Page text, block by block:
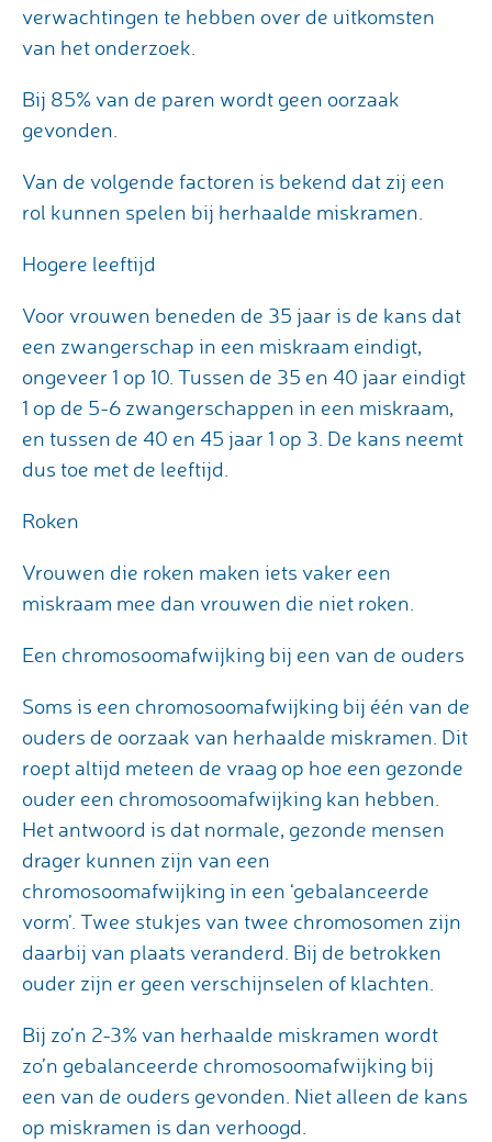
verwachtingen te hebben over de uitkomsten
van het onderzoek.
Bij 85% van de paren wordt geen oorzaak
gevonden.
Van de volgende factoren is bekend dat zij een
rol kunnen spelen bij herhaalde miskramen.
Hogere leeftijd
Voor vrouwen beneden de 35 jaar is de kans dat
een zwangerschap in een miskraam eindigt,
ongeveer 1 op 10. Tussen de 35 en 40 jaar eindigt
1 op de 5-6 zwangerschappen in een miskraam,
en tussen de 40 en 45 jaar 1 op 3. De kans neemt
dus toe met de leeftijd.
Roken
Vrouwen die roken maken iets vaker een
miskraam mee dan vrouwen die niet roken.
Een chromosoomafwijking bij een van de ouders
Soms is een chromosoomafwijking bij één van de
ouders de oorzaak van herhaalde miskramen. Dit
roept altijd meteen de vraag op hoe een gezonde
ouder een chromosoomafwijking kan hebben.
Het antwoord is dat normale, gezonde mensen
drager kunnen zijn van een
chromosoomafwijking in een ‘gebalanceerde
vorm’. Twee stukjes van twee chromosomen zijn
daarbij van plaats veranderd. Bij de betrokken
ouder zijn er geen verschijnselen of klachten.
Bij zo’n 2-3% van herhaalde miskramen wordt
zo’n gebalanceerde chromosoomafwijking bij
een van de ouders gevonden. Niet alleen de kans
op miskramen is dan verhoogd.